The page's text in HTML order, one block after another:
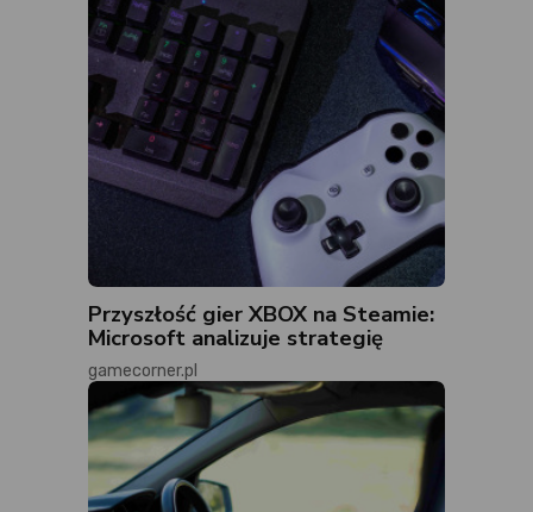
Przyszłość gier XBOX na Steamie:
Microsoft analizuje strategię
gamecorner.pl